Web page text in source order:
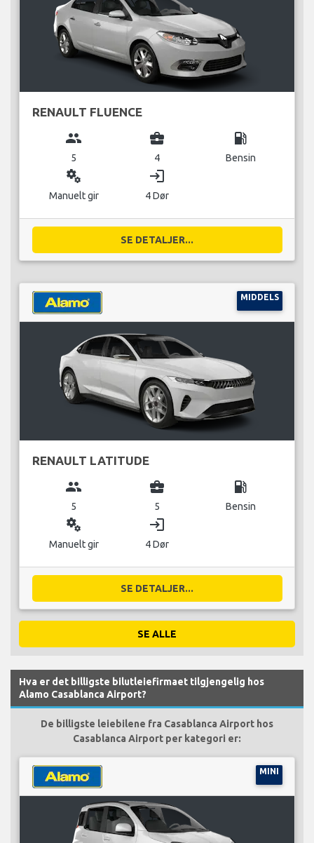
RENAULT FLUENCE
group
5
business_center
4
local_gas_station
Bensin
miscellaneous_services
Manuelt gir
login
4 Dør
SE DETALJER...
MIDDELS
RENAULT LATITUDE
group
5
business_center
5
local_gas_station
Bensin
miscellaneous_services
Manuelt gir
login
4 Dør
SE DETALJER...
SE ALLE
Hva er det billigste bilutleiefirmaet tilgjengelig hos
Alamo Casablanca Airport?
De billigste leiebilene fra Casablanca Airport hos
Casablanca Airport per kategori er:
MINI